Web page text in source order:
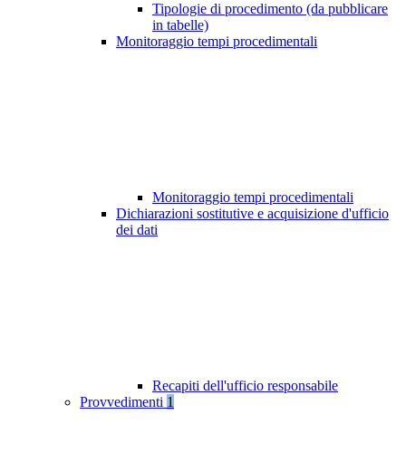
Tipologie di procedimento (da pubblicare
in tabelle)
Monitoraggio tempi procedimentali
Monitoraggio tempi procedimentali
Dichiarazioni sostitutive e acquisizione d'ufficio
dei dati
Recapiti dell'ufficio responsabile
Provvedimenti 1